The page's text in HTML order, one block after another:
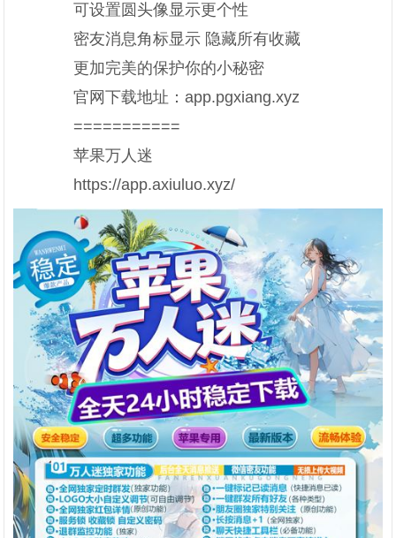
可设置圆头像显示更个性
密友消息角标显示 隐藏所有收藏
更加完美的保护你的小秘密
官网下载地址：app.pgxiang.xyz
===========
苹果万人迷
https://app.axiuluo.xyz/